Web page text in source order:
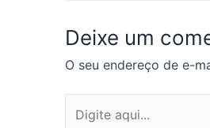
Deixe um
O seu endereço de e-
aqui...